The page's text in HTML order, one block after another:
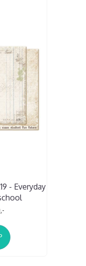
- Everyday